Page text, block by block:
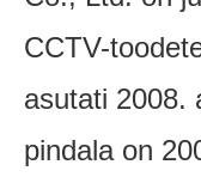
CCTV-
asutati 2008.
pindala on